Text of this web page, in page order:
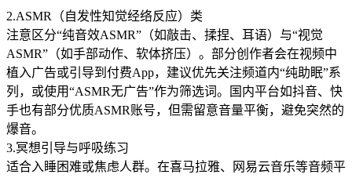
2.ASMR（自发性知觉经络反应）类
注意区分“纯音效ASMR”（如敲击、揉捏、耳语）与“视觉
ASMR”（如手部动作、软体挤压）。部分创作者会在视频中
植入广告或引导到付费App，建议优先关注频道内“纯助眠”系
列，或使用“ASMR无广告”作为筛选词。国内平台如抖音、快
手也有部分优质ASMR账号，但需留意音量平衡，避免突然的
爆音。
3.冥想引导与呼吸练习
适合入睡困难或焦虑人群。在喜马拉雅、网易云音乐等音频平